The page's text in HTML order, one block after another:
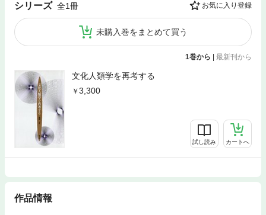
シリーズ 全1冊 お気に入り登録
未購入巻をまとめて買う
1巻から 最新刊から
文化人類学を再考する
3,300
試し読み カートへ
作品情報